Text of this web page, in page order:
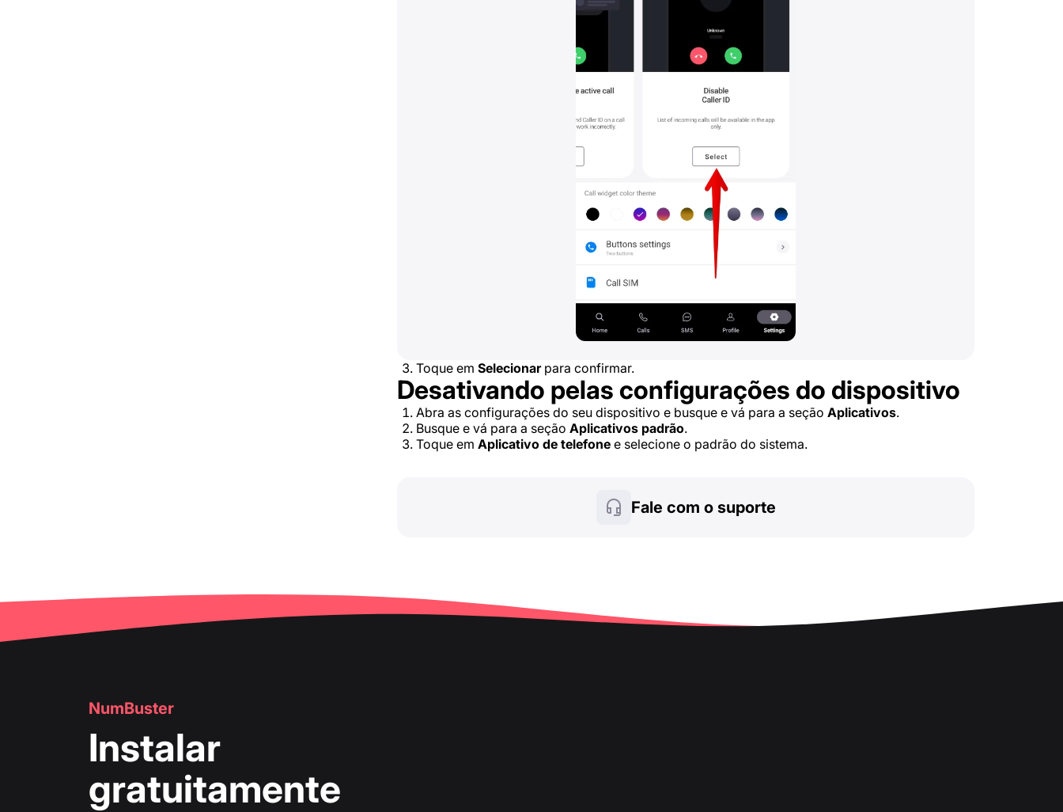
Toque em Selecionarpara confirmar.
Desativando pelas configurações do dispositivo
Abra as configurações do seu dispositivo e busque e vá para a seção Aplicativos.
Busque e vá para a seção Aplicativos padrão.
Toque em Aplicativo de telefone e selecione o padrão do sistema.
Fale com o suporte
NumBuster
Instalar
gratuitamente